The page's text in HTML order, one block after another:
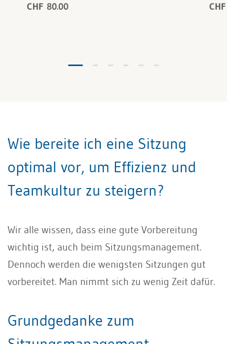
CHF 80.00
Wie bereite ich eine Sitzung
optimal vor, um Effizienz und
Teamkultur zu steigern?
Wir alle wissen, dass eine gute Vorbereitung
wichtig ist, auch beim Sitzungsmanagement.
Dennoch werden die wenigsten Sitzungen gut
vorbereitet. Man nimmt sich zu wenig Zeit dafür.
Grundgedanke zum